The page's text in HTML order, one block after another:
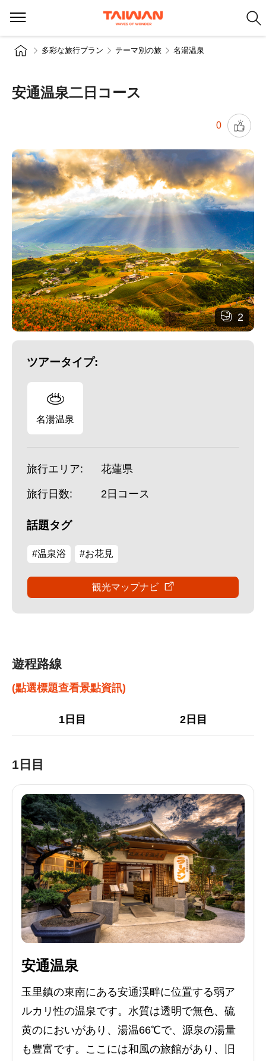
多彩な旅行プラン テーマ別の旅 名湯温泉
安通温泉二日コース
0
2
ツアータイプ:
名湯温泉
旅行エリア: 花蓮県
旅行日数: 2日コース
話題タグ
#温泉浴 #お花見
観光マップナビ
遊程路線
(點選標題查看景點資訊)
1日目 2日目
1日目
安通温泉
玉里鎮の東南にある安通渓畔に位置する弱ア
ルカリ性の温泉です。水質は透明で無色、硫
黄のにおいがあり、湯温66℃で、源泉の湯量
も豊富です。ここには和風の旅館があり、旧